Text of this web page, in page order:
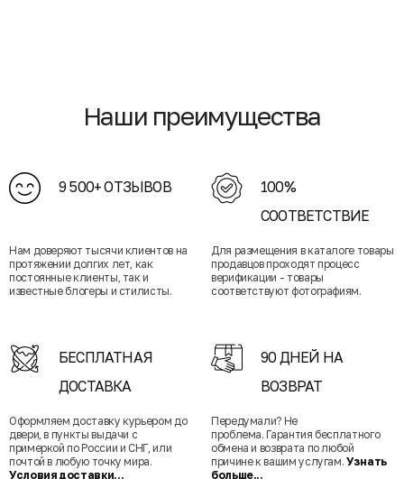
Наши преимущества
9 500+ ОТЗЫВОВ
Нам доверяют тысячи клиентов на
протяжении долгих лет, как
постоянные клиенты, так и
известные блогеры и стилисты.
100%
СООТВЕТСТВИЕ
Для размещения в каталоге товары
продавцов проходят процесс
верификации - товары
соответствуют фотографиям.
БЕСПЛАТНАЯ
ДОСТАВКА
Оформляем доставку курьером до
двери, в пункты выдачи с
примеркой по России и СНГ, или
почтой в любую точку мира.
Условия доставки...
90 ДНЕЙ НА
ВОЗВРАТ
Передумали? Не
проблема. Гарантия бесплатного
обмена и возврата по любой
причине к вашим услугам. Узнать
больше...